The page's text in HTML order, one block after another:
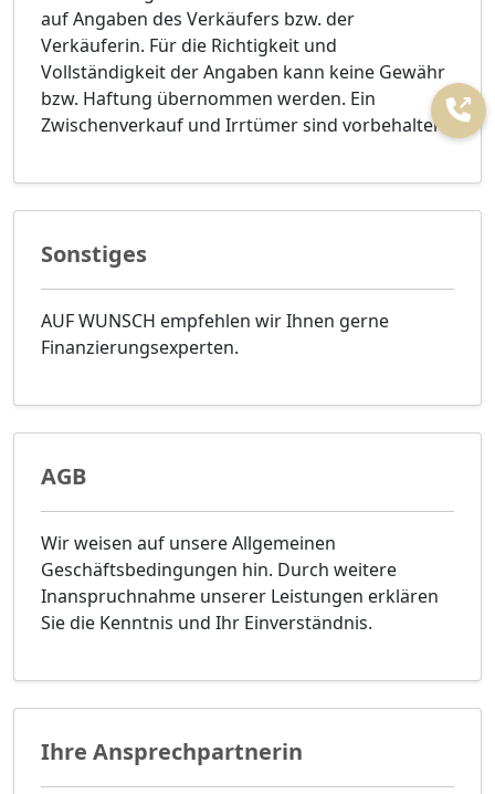
auf Angaben des Verkäufers bzw. der
Verkäuferin. Für die Richtigkeit und
Vollständigkeit der Angaben kann keine Gewähr
bzw. Haftung übernommen werden. Ein
Zwischenverkauf und Irrtümer sind vorbehalten.
Sonstiges
AUF WUNSCH empfehlen wir Ihnen gerne
Finanzierungsexperten.
AGB
Wir weisen auf unsere Allgemeinen
Geschäftsbedingungen hin. Durch weitere
Inanspruchnahme unserer Leistungen erklären
Sie die Kenntnis und Ihr Einverständnis.
Ihre Ansprechpartnerin